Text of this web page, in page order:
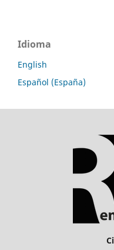
Idioma
English
Español (España)